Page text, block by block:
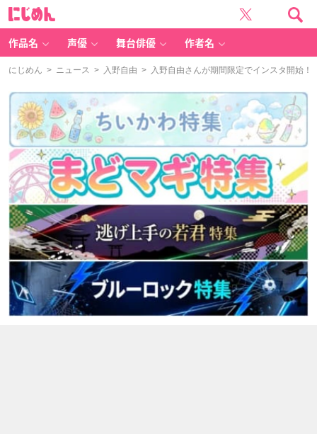
作品名 声優 舞台俳優 作者名
にじめん > ニュース > 入野自由 > 入野自由さんが期間限定でインスタ開始